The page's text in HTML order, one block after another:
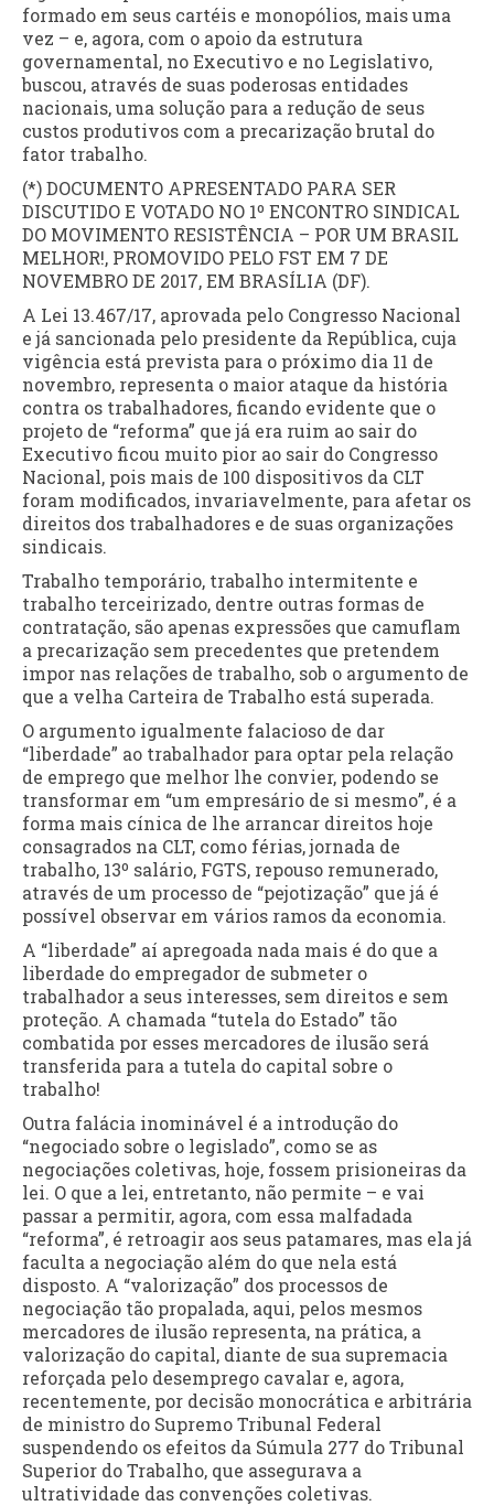
formado em seus cartéis e monopólios, mais uma
vez – e, agora, com o apoio da estrutura
governamental, no Executivo e no Legislativo,
buscou, através de suas poderosas entidades
nacionais, uma solução para a redução de seus
custos produtivos com a precarização brutal do
fator trabalho.
(*) DOCUMENTO APRESENTADO PARA SER
DISCUTIDO E VOTADO NO 1º ENCONTRO SINDICAL
DO MOVIMENTO RESISTÊNCIA – POR UM BRASIL
MELHOR!, PROMOVIDO PELO FST EM 7 DE
NOVEMBRO DE 2017, EM BRASÍLIA (DF).
A Lei 13.467/17, aprovada pelo Congresso Nacional
e já sancionada pelo presidente da República, cuja
vigência está prevista para o próximo dia 11 de
novembro, representa o maior ataque da história
contra os trabalhadores, ficando evidente que o
projeto de “reforma” que já era ruim ao sair do
Executivo ficou muito pior ao sair do Congresso
Nacional, pois mais de 100 dispositivos da CLT
foram modificados, invariavelmente, para afetar os
direitos dos trabalhadores e de suas organizações
sindicais.
Trabalho temporário, trabalho intermitente e
trabalho terceirizado, dentre outras formas de
contratação, são apenas expressões que camuflam
a precarização sem precedentes que pretendem
impor nas relações de trabalho, sob o argumento de
que a velha Carteira de Trabalho está superada.
O argumento igualmente falacioso de dar
“liberdade” ao trabalhador para optar pela relação
de emprego que melhor lhe convier, podendo se
transformar em “um empresário de si mesmo”, é a
forma mais cínica de lhe arrancar direitos hoje
consagrados na CLT, como férias, jornada de
trabalho, 13º salário, FGTS, repouso remunerado,
através de um processo de “pejotização” que já é
possível observar em vários ramos da economia.
A “liberdade” aí apregoada nada mais é do que a
liberdade do empregador de submeter o
trabalhador a seus interesses, sem direitos e sem
proteção. A chamada “tutela do Estado” tão
combatida por esses mercadores de ilusão será
transferida para a tutela do capital sobre o
trabalho!
Outra falácia inominável é a introdução do
“negociado sobre o legislado”, como se as
negociações coletivas, hoje, fossem prisioneiras da
lei. O que a lei, entretanto, não permite – e vai
passar a permitir, agora, com essa malfadada
“reforma”, é retroagir aos seus patamares, mas ela já
faculta a negociação além do que nela está
disposto. A “valorização” dos processos de
negociação tão propalada, aqui, pelos mesmos
mercadores de ilusão representa, na prática, a
valorização do capital, diante de sua supremacia
reforçada pelo desemprego cavalar e, agora,
recentemente, por decisão monocrática e arbitrária
de ministro do Supremo Tribunal Federal
suspendendo os efeitos da Súmula 277 do Tribunal
Superior do Trabalho, que assegurava a
ultratividade das convenções coletivas.